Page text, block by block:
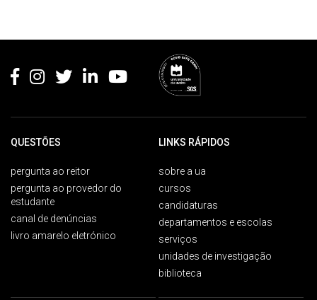
QUESTÕES
pergunta ao reitor
pergunta ao provedor do
estudante
canal de denúncias
livro amarelo eletrónico
LINKS RÁPIDOS
sobre a ua
cursos
candidaturas
departamentos e escolas
serviços
unidades de investigação
biblioteca